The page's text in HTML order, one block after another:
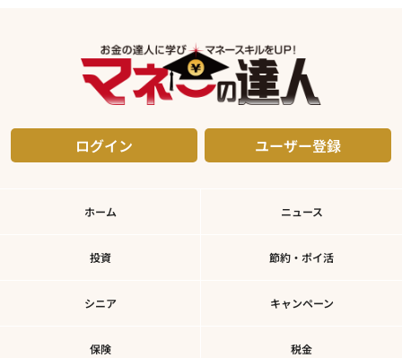
ログイン ユーザー登録
ホーム ニュース
投資 節約・ポイ活
シニア キャンペーン
保険 税金